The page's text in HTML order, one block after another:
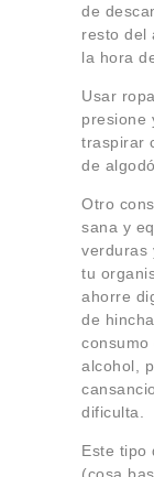
de
resto del
la hora
Usar
presione
traspirar
de
Otro
sana y
verduras
tu
ahorre
de
alcohol,
dificulta.
Este tipo